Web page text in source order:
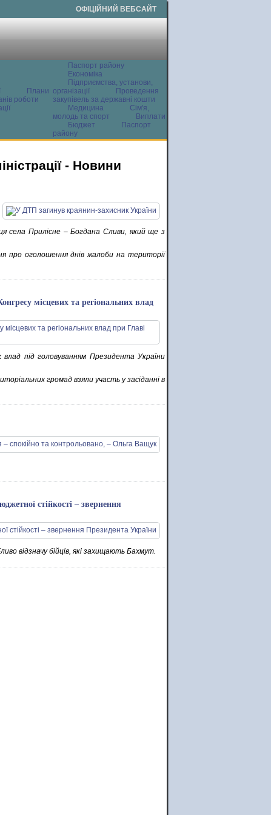
ОФІЦІЙНИЙ ВЕБСАЙТ
Плани
роботи
Паспорт району
Економіка
Підприємства, установи,
організації
Проведення
закупівель за державні кошти
Медицина
Сім'я,
молодь та спорт
Виплати
Бюджет
Паспорт
району
- Новини
села Прилісне – Богдана Сливи, який ще з
про оголошення днів жалоби на території
місцевих та регіональних влад
влад під головуванням Президента України
громад взяли участь у засіданні в
стійкості – звернення
відзначу бійців, які захищають Бахмут.